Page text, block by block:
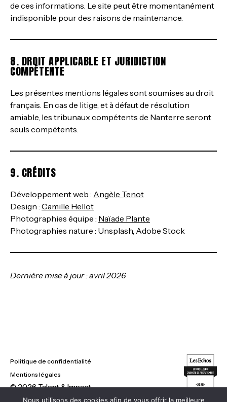
de ces informations. Le site peut être momentanément
indisponible pour des raisons de maintenance.
8. DROIT APPLICABLE ET JURIDICTION
COMPÉTENTE
Les présentes mentions légales sont soumises au droit
français. En cas de litige, et à défaut de résolution
amiable, les tribunaux compétents de Nanterre seront
seuls compétents.
9. CRÉDITS
Développement web : Angèle Tenot
Design : Camille Hellot
Photographies équipe : Naïade Plante
Photographies nature : Unsplash, Adobe Stock
Dernière mise à jour : avril 2026
© 2026 Talent & Impact
Politique de confidentialité
Mentions légales
Nous utilisons des cookies afin de vous offrir la meilleure